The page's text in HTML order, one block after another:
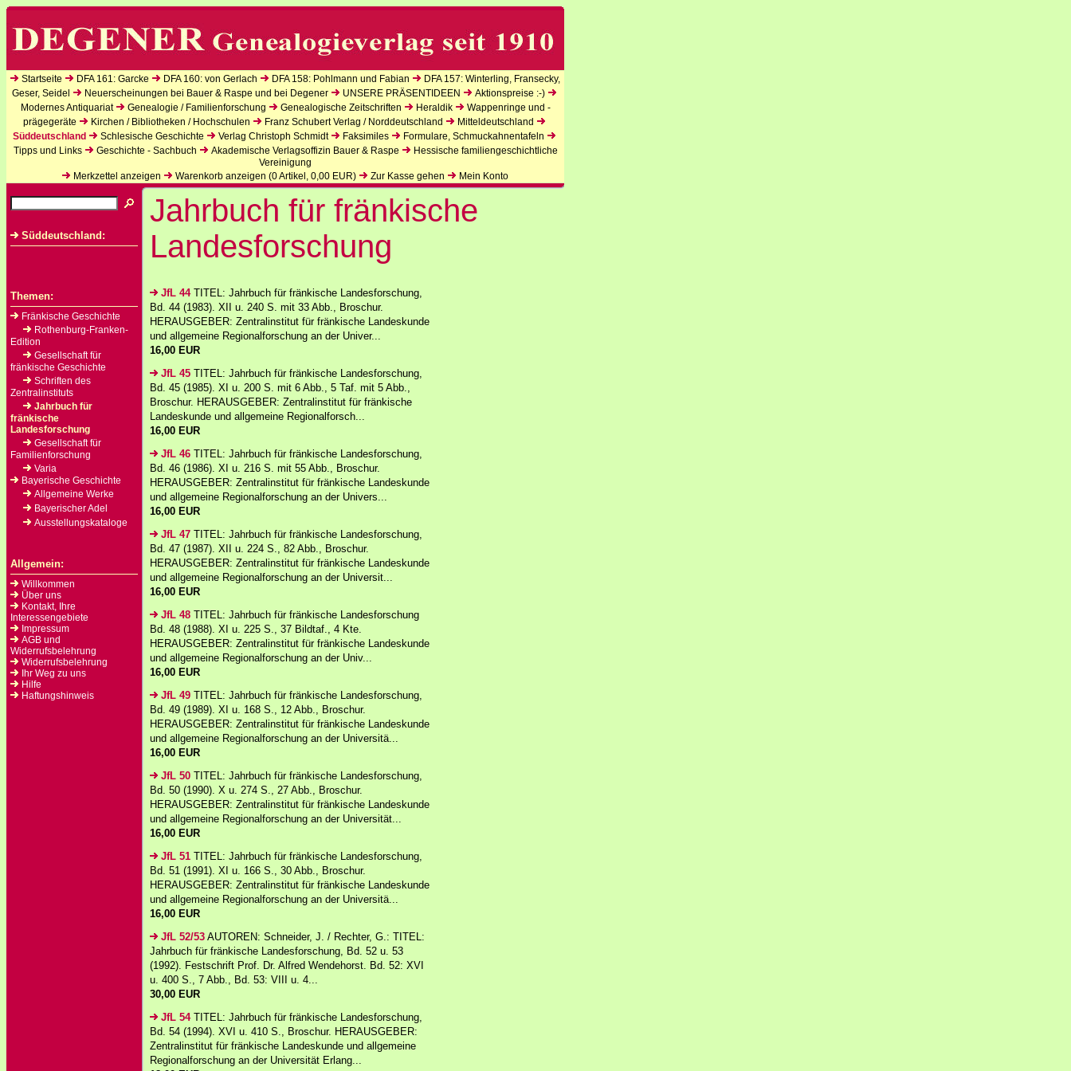
Startseite DFA 161: Garcke DFA 160: von Gerlach DFA 158: Pohlmann und Fabian
DFA 157: Winterling, Fransecky,
Geser, Seidel
Neuerscheinungen bei Bauer & Raspe und bei Degener UNSERE PRÄSENTIDEEN
Aktionspreise :-)
Modernes Antiquariat
Genealogie / Familienforschung Genealogische Zeitschriften Heraldik
Wappenringe und -
prägegeräte
Kirchen / Bibliotheken / Hochschulen Franz Schubert Verlag / Norddeutschland
Mitteldeutschland
Süddeutschland
Schlesische Geschichte Verlag Christoph Schmidt Faksimiles
Formulare, Schmuckahnentafeln
Tipps und Links
Geschichte - Sachbuch Akademische Verlagsoffizin Bauer & Raspe
Hessische familiengeschichtliche
Vereinigung
Merkzettel anzeigen
Warenkorb anzeigen (0Artikel, 0,00 EUR) Zur Kasse gehen Mein Konto
Süddeutschland:
Themen:
Fränkische Geschichte
Rothenburg-Franken-
Edition
Gesellschaft für
fränkische Geschichte
Schriften des
Zentralinstituts
Jahrbuch für
fränkische
Landesforschung
Gesellschaft für
Familienforschung
Varia
Bayerische Geschichte
Allgemeine Werke
Bayerischer Adel
Ausstellungskataloge
Allgemein:
Willkommen
Über uns
Kontakt, Ihre
Interessengebiete
Impressum
AGB und
Widerrufsbelehrung
Widerrufsbelehrung
Ihr Weg zu uns
Hilfe
Haftungshinweis
Jahrbuch für fränkische
Landesforschung
JfL 44TITEL: Jahrbuch für fränkische Landesforschung,
Bd. 44 (1983). XII u. 240 S. mit 33 Abb., Broschur.
HERAUSGEBER: Zentralinstitut für fränkische Landeskunde
und allgemeine Regionalforschung an der Univer...
16,00 EUR
JfL 45 TITEL: Jahrbuch für fränkische Landesforschung,
Bd. 45 (1985). XI u. 200 S. mit 6 Abb., 5 Taf. mit 5 Abb.,
Broschur. HERAUSGEBER: Zentralinstitut für fränkische
Landeskunde und allgemeine Regionalforsch...
16,00 EUR
JfL 46 TITEL: Jahrbuch für fränkische Landesforschung,
Bd. 46 (1986). XI u. 216 S. mit 55 Abb., Broschur.
HERAUSGEBER: Zentralinstitut für fränkische Landeskunde
und allgemeine Regionalforschung an der Univers...
16,00 EUR
JfL 47 TITEL: Jahrbuch für fränkische Landesforschung,
Bd. 47 (1987). XII u. 224 S., 82 Abb., Broschur.
HERAUSGEBER: Zentralinstitut für fränkische Landeskunde
und allgemeine Regionalforschung an der Universit...
16,00 EUR
JfL 48 TITEL: Jahrbuch für fränkische Landesforschung
Bd. 48 (1988). XI u. 225 S., 37 Bildtaf., 4 Kte.
HERAUSGEBER: Zentralinstitut für fränkische Landeskunde
und allgemeine Regionalforschung an der Univ...
16,00 EUR
JfL 49 TITEL: Jahrbuch für fränkische Landesforschung,
Bd. 49 (1989). XI u. 168 S., 12 Abb., Broschur.
HERAUSGEBER: Zentralinstitut für fränkische Landeskunde
und allgemeine Regionalforschung an der Universitä...
16,00 EUR
JfL 50 TITEL: Jahrbuch für fränkische Landesforschung,
Bd. 50 (1990). X u. 274 S., 27 Abb., Broschur.
HERAUSGEBER: Zentralinstitut für fränkische Landeskunde
und allgemeine Regionalforschung an der Universität...
16,00 EUR
JfL 51 TITEL: Jahrbuch für fränkische Landesforschung,
Bd. 51 (1991). XI u. 166 S., 30 Abb., Broschur.
HERAUSGEBER: Zentralinstitut für fränkische Landeskunde
und allgemeine Regionalforschung an der Universitä...
16,00 EUR
JfL 52/53 AUTOREN: Schneider, J. / Rechter, G.: TITEL:
Jahrbuch für fränkische Landesforschung, Bd. 52 u. 53
(1992). Festschrift Prof. Dr. Alfred Wendehorst. Bd. 52: XVI
u. 400 S., 7 Abb., Bd. 53: VIII u. 4...
30,00 EUR
JfL 54TITEL: Jahrbuch für fränkische Landesforschung,
Bd. 54 (1994). XVI u. 410 S., Broschur. HERAUSGEBER:
Zentralinstitut für fränkische Landeskunde und allgemeine
Regionalforschung an der Universität Erlang...